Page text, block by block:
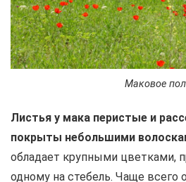
Маковое
Листья у мака перистые и
покрыты небольшими
обладает крупными цветками,
одному на стебель. Чаще всего